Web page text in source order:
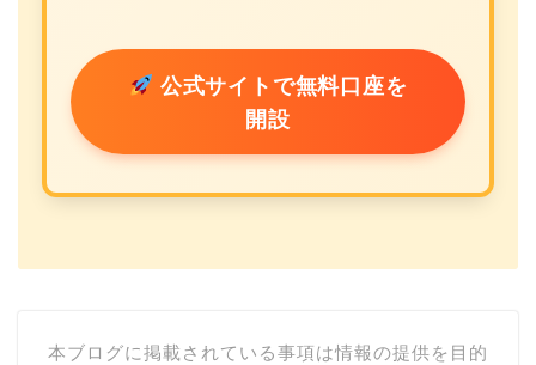
公式サイトで無料口座を
開設
本ブログに掲載されている事項は情報の提供を目的